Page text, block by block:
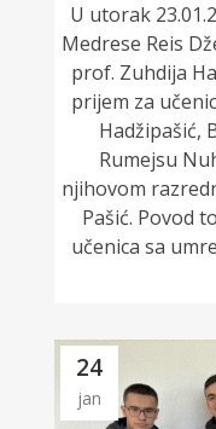
U utorak
Medrese Reis
prof. Zuhdija
prijem za
Hadžipašić,
Rumejsu
njihovom
Pašić. Povod
učenica sa
24
jan